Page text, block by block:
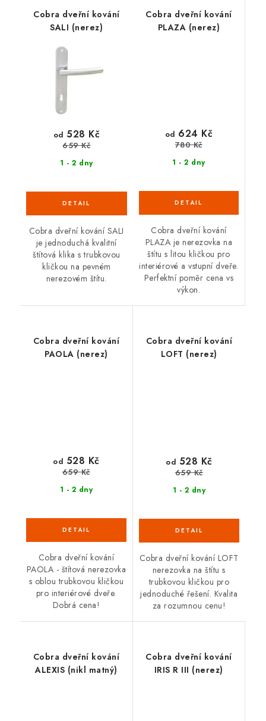
Cobra dveřní kování
SALI (nerez)
1 - 2 dny
od 528 Kč
659 Kč
Cobra dveřní kování SALI
je jednoduchá kvalitní
štítová klika s trubkovou
kličkou na pevném
nerezovém štítu.
Cobra dveřní kování
PLAZA (nerez)
1 - 2 dny
od 624 Kč
780 Kč
Cobra dveřní kování
PLAZA je nerezovka na
štítu s litou kličkou pro
interiérové a vstupní dveře.
Perfektní poměr cena vs
výkon.
Cobra dveřní kování
PAOLA (nerez)
1 - 2 dny
od 528 Kč
659 Kč
Cobra dveřní kování
PAOLA - štítová nerezovka
s oblou trubkovou kličkou
pro interiérové dveře.
Dobrá cena!
Cobra dveřní kování
LOFT (nerez)
1 - 2 dny
od 528 Kč
659 Kč
Cobra dveřní kování LOFT
nerezovka na štítu s
trubkovou kličkou pro
jednoduché řešení. Kvalita
za rozumnou cenu!
Cobra dveřní kování
ALEXIS (nikl matný)
Cobra dveřní kování
IRIS R III (nerez)